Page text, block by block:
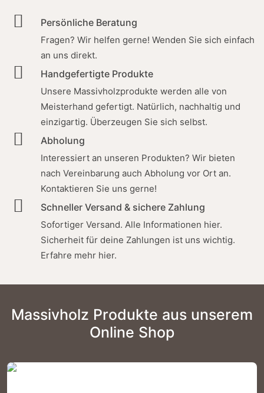
2. Wahl – Edles Servierbrett aus
Nussbaumholz (Größe L)
Auf dem wunderschön gemaserten Servierbrett aus
Maße: 50 cm x…
€ 89,00
Ursprünglicher
Preis
war:
€ 89,00
€ 39,00
Aktueller
Preis
ist:
€ 39,00.
inkl. MwSt.
Auf Lager
Persönliche Beratung
Fragen? Wir helfen gerne! Wenden Sie sich einfach
an uns direkt.
Handgefertigte Produkte
Unsere Massivholzprodukte werden alle von
Meisterhand gefertigt. Natürlich, nachhaltig und
einzigartig. Überzeugen Sie sich selbst.
Abholung
Interessiert an unseren Produkten? Wir bieten
nach Vereinbarung auch Abholung vor Ort an.
Kontaktieren Sie uns gerne!
Schneller Versand & sichere Zahlung
Sofortiger Versand. Alle Informationen hier.
Sicherheit für deine Zahlungen ist uns wichtig.
Erfahre mehr hier.
Massivholz Produkte aus unserem
Online Shop